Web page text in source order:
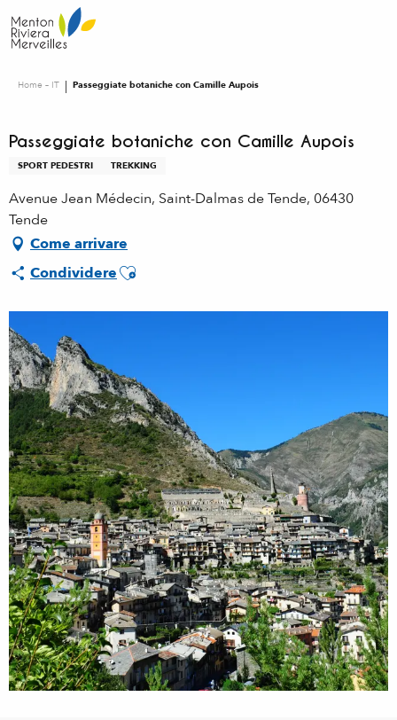
au
contenu
Home – IT Passeggiate botaniche con Camille Aupois
Passeggiate botaniche con Camille Aupois
SPORT PEDESTRI TREKKING
Avenue Jean Médecin, Saint-Dalmas de Tende, 06430
Tende
Come arrivare
CondividereAjouter aux favoris